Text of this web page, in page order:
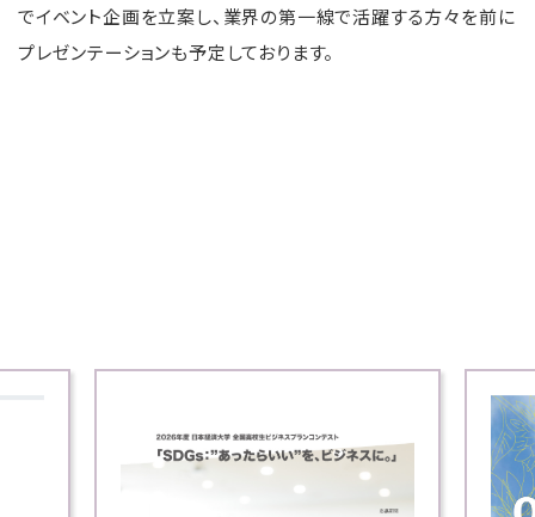
でイベント企画を立案し、業界の第一線で活躍する方々を前に
プレゼンテーションも予定しております。